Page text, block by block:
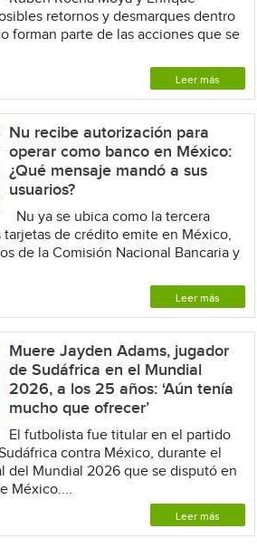
retornos y desmarques dentro
forman parte de las acciones que se
Leer más
Nu recibe autorización para
operar como banco en México:
¿Qué mensaje mandó a sus
usuarios?
Nu ya se ubica como la tercera
de crédito emite en México,
de la Comisión Nacional Bancaria y
Leer más
Muere Jayden Adams, jugador
de Sudáfrica en el Mundial
2026, a los 25 años: ‘Aún tenía
mucho que ofrecer’
El futbolista fue titular en el partido
contra México, durante el
del Mundial 2026 que se disputó en
México....
Leer más